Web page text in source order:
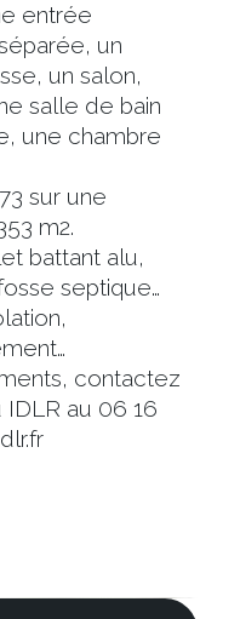
entrée
un
un salon,
salle de bain
une chambre
sur une
m2.
battant alu,
septique…
contactez
IDLR au 06 16